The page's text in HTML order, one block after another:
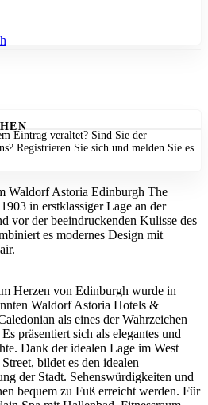
Eintrag veraltet? Sind Sie der
Registrieren Sie sich und melden Sie es
Waldorf Astoria Edinburgh The
in erstklassiger Lage an der
vor der beeindruckenden Kulisse des
es modernes Design mit
Herzen von Edinburgh wurde in
Waldorf Astoria Hotels &
als eines der Wahrzeichen
präsentiert sich als elegantes und
Dank der idealen Lage im West
bildet es den idealen
der Stadt. Sehenswürdigkeiten und
bequem zu Fuß erreicht werden. Für